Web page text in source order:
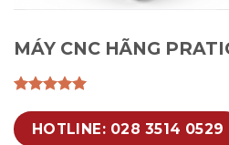
MÁY CNC HÃNG
HOTLINE: 028 3514 0529